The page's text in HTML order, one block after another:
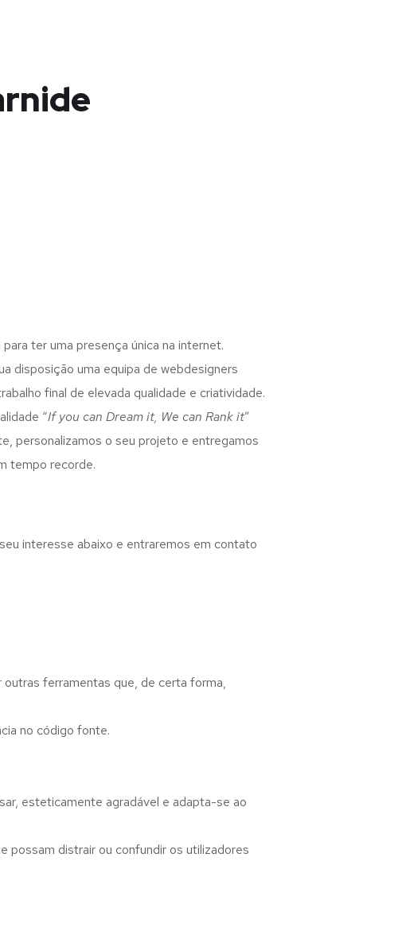
ter uma presença única na internet.
disposição uma equipa de webdesigners
final de elevada qualidade e criatividade.
“If you can Dream it, We can Rank it”
personalizamos o seu projeto e entregamos
tempo recorde.
interesse abaixo e entraremos em contato
ferramentas que, de certa forma,
no código fonte.
esteticamente agradável e adapta-se ao
possam distrair ou confundir os utilizadores